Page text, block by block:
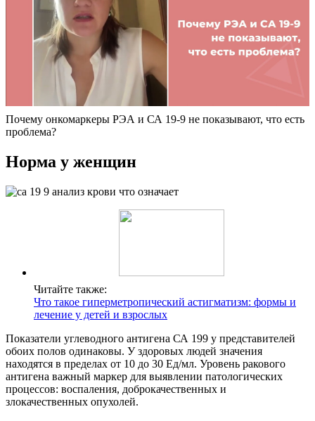
Почему онкомаркеры РЭА и СА 19-9 не показывают, что есть
проблема?
Норма у женщин
Читайте также:
Что такое гиперметропический астигматизм: формы и
лечение у детей и взрослых
Показатели углеводного антигена СА 199 у представителей
обоих полов одинаковы. У здоровых людей значения
находятся в пределах от 10 до 30 Ед/мл. Уровень ракового
антигена важный маркер для выявлении патологических
процессов: воспаления, доброкачественных и
злокачественных опухолей.